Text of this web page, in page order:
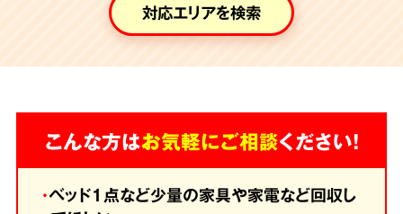
対応エリアを検索
こんな方はお気軽にご相談ください！
・ベッド1点など少量の家具や家電など回収し